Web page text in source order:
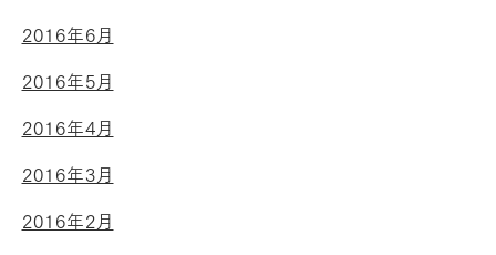
2016年6月
2016年5月
2016年4月
2016年3月
2016年2月